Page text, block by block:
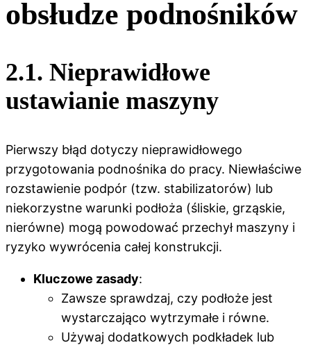
obsłudze podnośników
2.1. Nieprawidłowe
ustawianie maszyny
Pierwszy błąd dotyczy nieprawidłowego
przygotowania podnośnika do pracy. Niewłaściwe
rozstawienie podpór (tzw. stabilizatorów) lub
niekorzystne warunki podłoża (śliskie, grząskie,
nierówne) mogą powodować przechył maszyny i
ryzyko wywrócenia całej konstrukcji.
Kluczowe zasady:
Zawsze sprawdzaj, czy podłoże jest
wystarczająco wytrzymałe i równe.
Używaj dodatkowych podkładek lub